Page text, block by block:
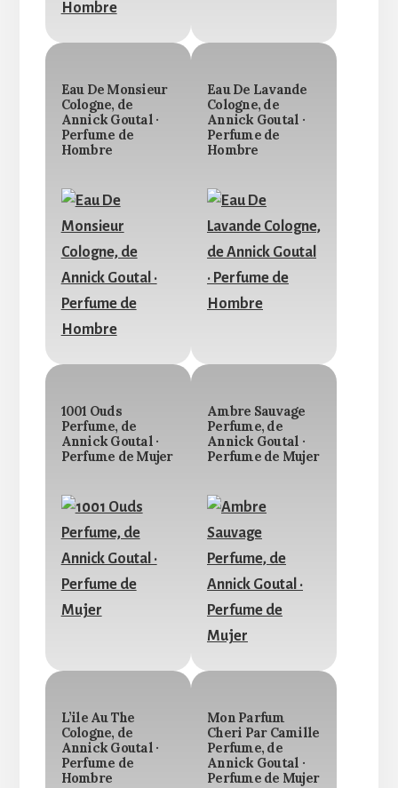
Eau De Monsieur
Cologne, de
Annick Goutal ·
Perfume de
Hombre
Eau De Lavande
Cologne, de
Annick Goutal ·
Perfume de
Hombre
1001 Ouds
Perfume, de
Annick Goutal ·
Perfume de Mujer
Ambre Sauvage
Perfume, de
Annick Goutal ·
Perfume de Mujer
L’ile Au The
Cologne, de
Annick Goutal ·
Perfume de
Hombre
Mon Parfum
Cheri Par Camille
Perfume, de
Annick Goutal ·
Perfume de Mujer